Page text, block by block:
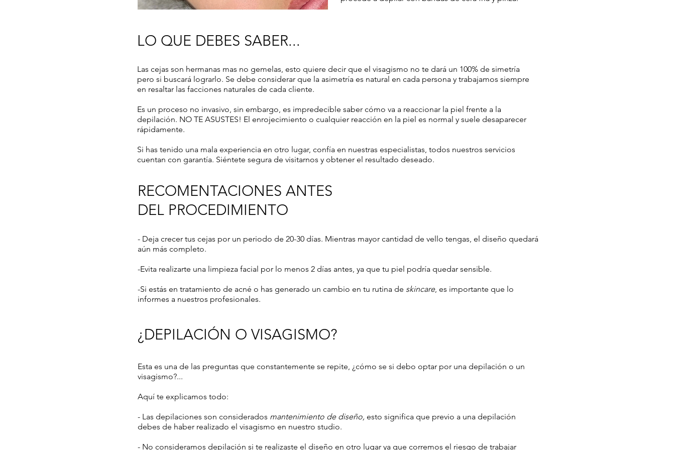
LO QUE DEBES SABER...
Las cejas son hermanas mas no gemelas, esto quiere decir que el visagismo no te dará un 100% de simetría
pero si buscará lograrlo. Se debe considerar que la asimetría es natural en cada persona y trabajamos siempre
en resaltar las facciones naturales de cada cliente.
Es un proceso no invasivo, sin embargo, es impredecible saber cómo va a reaccionar la piel frente a la
depilación. NO TE ASUSTES! El enrojecimiento o cualquier reacción en la piel es normal y suele desaparecer
rápidamente.
Si has tenido una mala experiencia en otro lugar, confía en nuestras especialistas, todos nuestros servicios
cuentan con garantía. Siéntete segura de visitarnos y obtener el resultado deseado.
RECOMENTACIONES ANTES
DEL PROCEDIMIENTO
- Deja crecer tus cejas por un periodo de 20-30 días. Mientras mayor cantidad de vello tengas, el diseño quedará
aún más completo.
-Evita realizarte una limpieza facial por lo menos 2 días antes, ya que tu piel podría quedar sensible.
-Si estás en tratamiento de acné o has generado un cambio en tu rutina de skincare, es importante que lo
informes a nuestros profesionales.
¿DEPILACIÓN O VISAGISMO?
Esta es una de las preguntas que constantemente se repite, ¿cómo se si debo optar por una depilación o un
visagismo?...
Aquí te explicamos todo:
- Las depilaciones son considerados mantenimiento de diseño, esto significa que previo a una depilación
debes de haber realizado el visagismo en nuestro studio.
- No consideramos depilación si te realizaste el diseño en otro lugar ya que corremos el riesgo de trabajar